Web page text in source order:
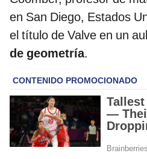
en San Diego, Estados
el título de Valve en un
de geometría.